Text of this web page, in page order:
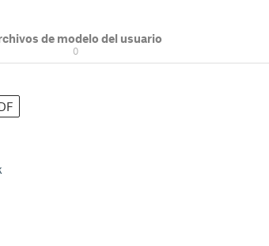
de modelo del usuario
0